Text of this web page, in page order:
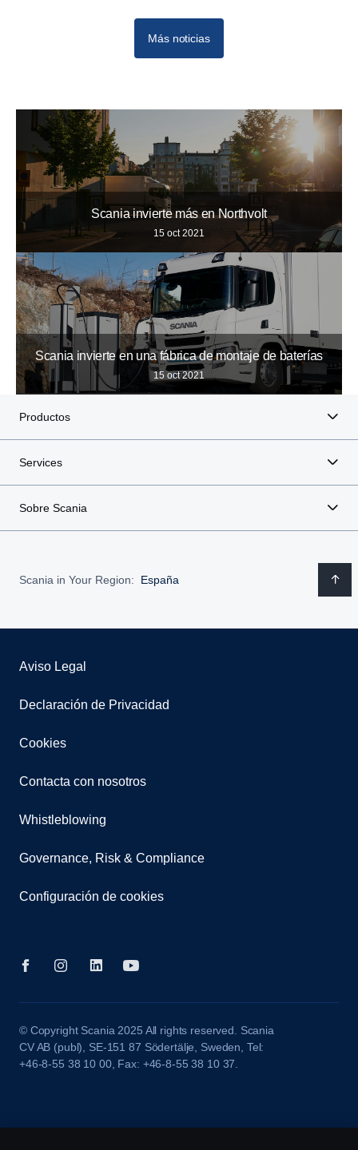
Más noticias
Scania invierte más en Northvolt
15 oct 2021
Scania invierte en una fábrica de montaje de baterías
15 oct 2021
Productos
Services
Sobre Scania
Scania in Your Region: España
Aviso Legal
Declaración de Privacidad
Cookies
Contacta con nosotros
Whistleblowing
Governance, Risk & Compliance
Configuración de cookies
© Copyright Scania 2025 All rights reserved. Scania
CV AB (publ), SE-151 87 Södertälje, Sweden, Tel:
+46-8-55 38 10 00, Fax: +46-8-55 38 10 37.